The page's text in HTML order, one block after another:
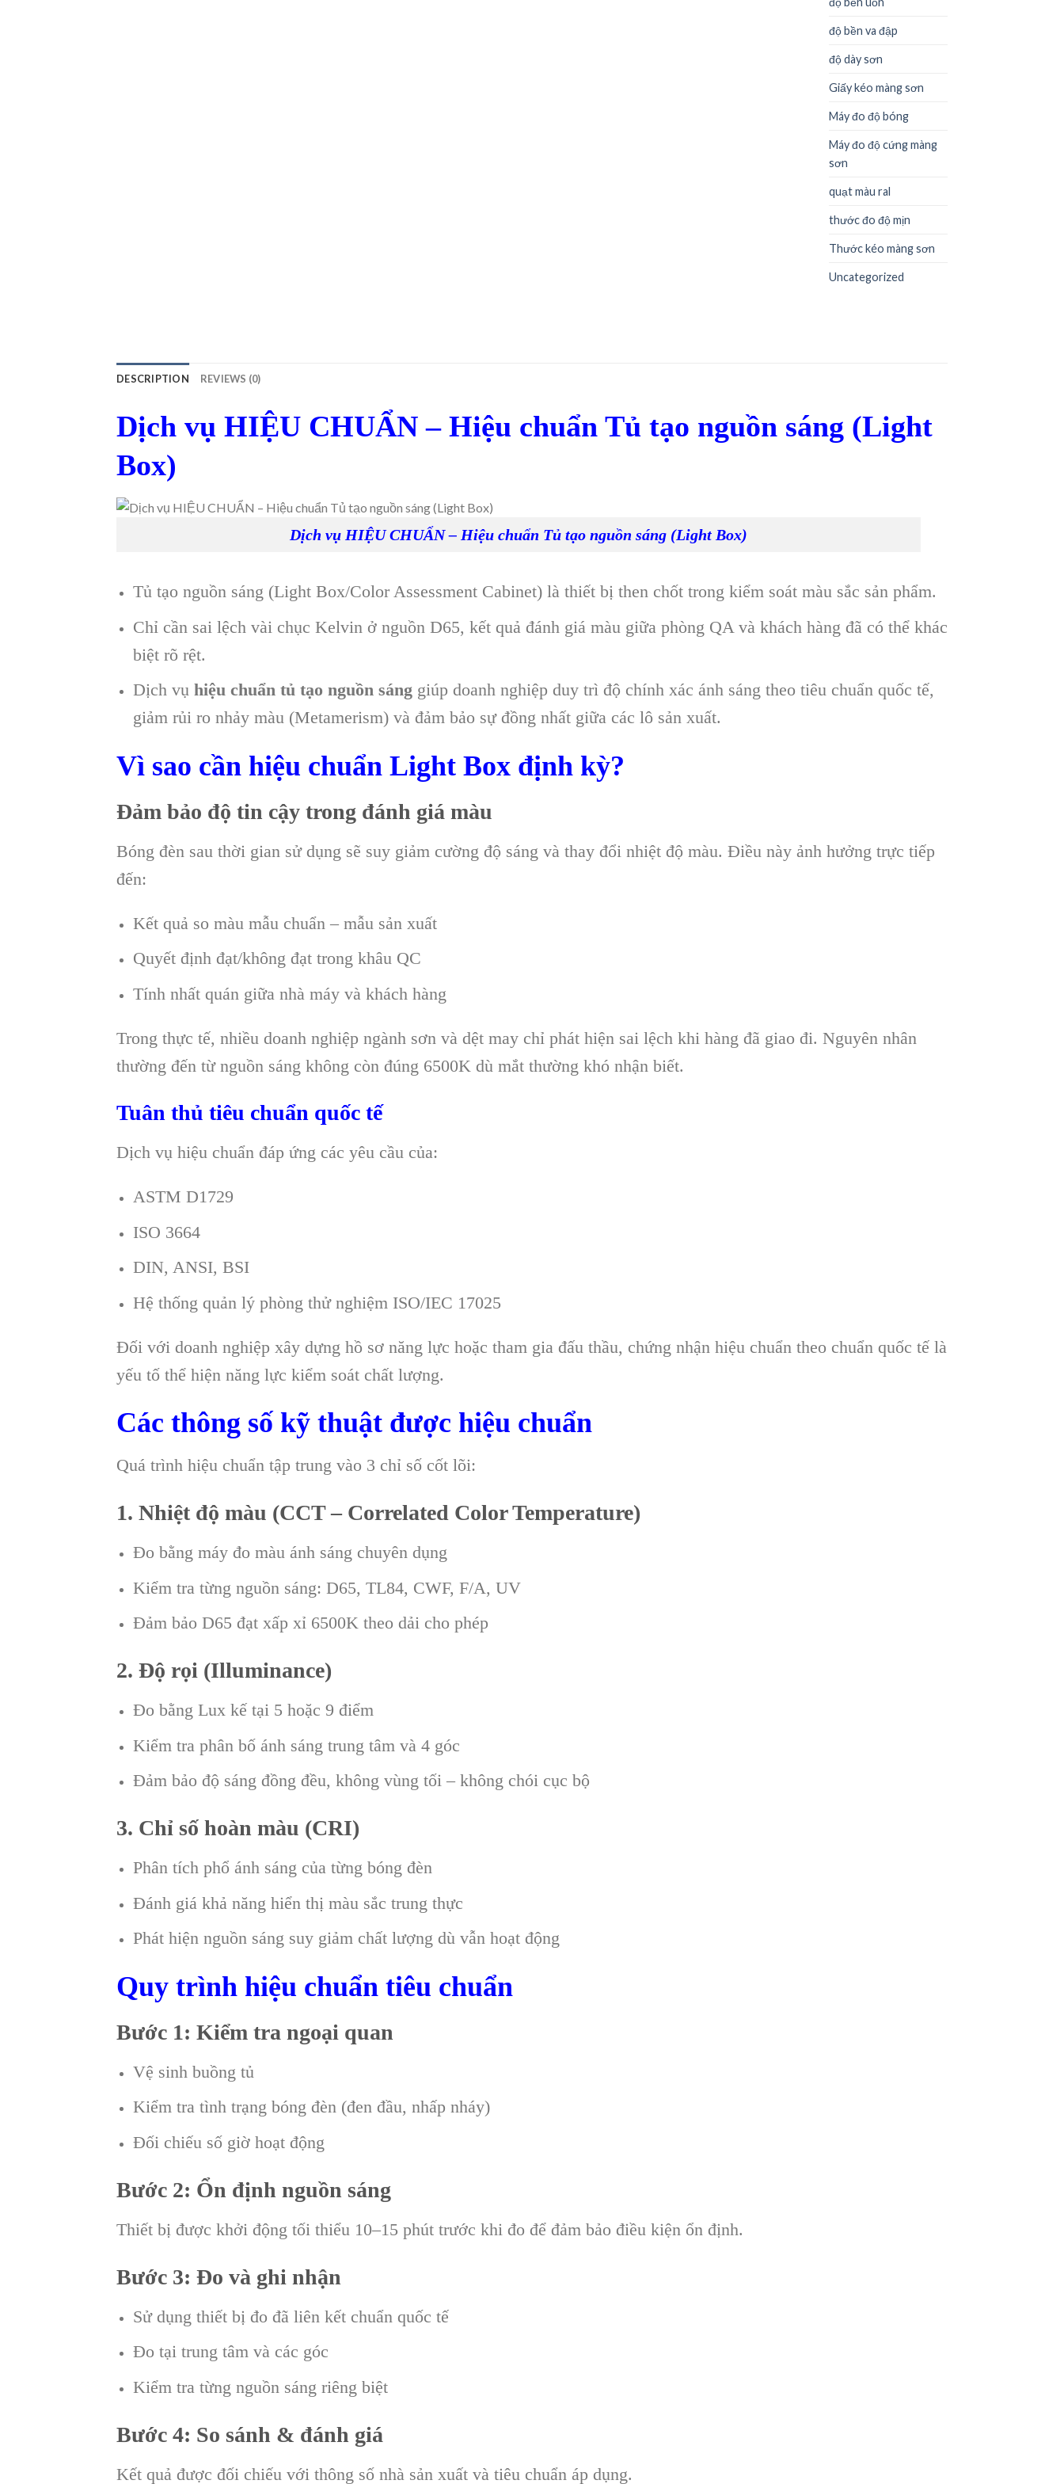
độ bền va đập
độ dày sơn
Giấy kéo màng sơn
Máy đo độ bóng
Máy đo độ cứng màng
sơn
quạt màu ral
thước đo độ mịn
Thước kéo màng sơn
Uncategorized
DESCRIPTION REVIEWS (0)
Dịch vụ HIỆU CHUẨN – Hiệu chuẩn Tủ tạo nguồn sáng (Light
Box)
Dịch vụ HIỆU CHUẨN – Hiệu chuẩn Tủ tạo nguồn sáng (Light Box)
Tủ tạo nguồn sáng (Light Box/Color Assessment Cabinet) là thiết bị then chốt trong kiểm soát màu sắc sản phẩm.
Chỉ cần sai lệch vài chục Kelvin ở nguồn D65, kết quả đánh giá màu giữa phòng QA và khách hàng đã có thể khác
biệt rõ rệt.
Dịch vụ hiệu chuẩn tủ tạo nguồn sánggiúp doanh nghiệp duy trì độ chính xác ánh sáng theo tiêu chuẩn quốc tế,
giảm rủi ro nhảy màu (Metamerism) và đảm bảo sự đồng nhất giữa các lô sản xuất.
Vì sao cần hiệu chuẩn Light Box định kỳ?
Đảm bảo độ tin cậy trong đánh giá màu
Bóng đèn sau thời gian sử dụng sẽ suy giảm cường độ sáng và thay đổi nhiệt độ màu. Điều này ảnh hưởng trực tiếp
đến:
Kết quả so màu mẫu chuẩn – mẫu sản xuất
Quyết định đạt/không đạt trong khâu QC
Tính nhất quán giữa nhà máy và khách hàng
Trong thực tế, nhiều doanh nghiệp ngành sơn và dệt may chỉ phát hiện sai lệch khi hàng đã giao đi. Nguyên nhân
thường đến từ nguồn sáng không còn đúng 6500K dù mắt thường khó nhận biết.
Tuân thủ tiêu chuẩn quốc tế
Dịch vụ hiệu chuẩn đáp ứng các yêu cầu của:
ASTM D1729
ISO 3664
DIN, ANSI, BSI
Hệ thống quản lý phòng thử nghiệm ISO/IEC 17025
Đối với doanh nghiệp xây dựng hồ sơ năng lực hoặc tham gia đấu thầu, chứng nhận hiệu chuẩn theo chuẩn quốc tế là
yếu tố thể hiện năng lực kiểm soát chất lượng.
Các thông số kỹ thuật được hiệu chuẩn
Quá trình hiệu chuẩn tập trung vào 3 chỉ số cốt lõi:
1. Nhiệt độ màu (CCT – Correlated Color Temperature)
Đo bằng máy đo màu ánh sáng chuyên dụng
Kiểm tra từng nguồn sáng: D65, TL84, CWF, F/A, UV
Đảm bảo D65 đạt xấp xỉ 6500K theo dải cho phép
2. Độ rọi (Illuminance)
Đo bằng Lux kế tại 5 hoặc 9 điểm
Kiểm tra phân bố ánh sáng trung tâm và 4 góc
Đảm bảo độ sáng đồng đều, không vùng tối – không chói cục bộ
3. Chỉ số hoàn màu (CRI)
Phân tích phổ ánh sáng của từng bóng đèn
Đánh giá khả năng hiển thị màu sắc trung thực
Phát hiện nguồn sáng suy giảm chất lượng dù vẫn hoạt động
Quy trình hiệu chuẩn tiêu chuẩn
Bước 1: Kiểm tra ngoại quan
Vệ sinh buồng tủ
Kiểm tra tình trạng bóng đèn (đen đầu, nhấp nháy)
Đối chiếu số giờ hoạt động
Bước 2: Ổn định nguồn sáng
Thiết bị được khởi động tối thiểu 10–15 phút trước khi đo để đảm bảo điều kiện ổn định.
Bước 3: Đo và ghi nhận
Sử dụng thiết bị đo đã liên kết chuẩn quốc tế
Đo tại trung tâm và các góc
Kiểm tra từng nguồn sáng riêng biệt
Bước 4: So sánh & đánh giá
Kết quả được đối chiếu với thông số nhà sản xuất và tiêu chuẩn áp dụng.